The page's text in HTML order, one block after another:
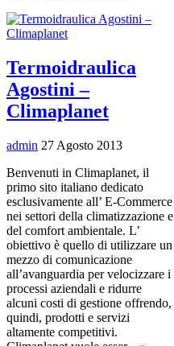
Termoidraulica
Agostini –
Climaplanet
admin 27 Agosto 2013
Benvenuti in Climaplanet, il
primo sito italiano dedicato
esclusivamente all’ E-Commerce
nei settori della climatizzazione e
del comfort ambientale. L’
obiettivo è quello di utilizzare un
mezzo di comunicazione
all’avanguardia per velocizzare i
processi aziendali e ridurre
alcuni costi di gestione offrendo,
quindi, prodotti e servizi
altamente competitivi.